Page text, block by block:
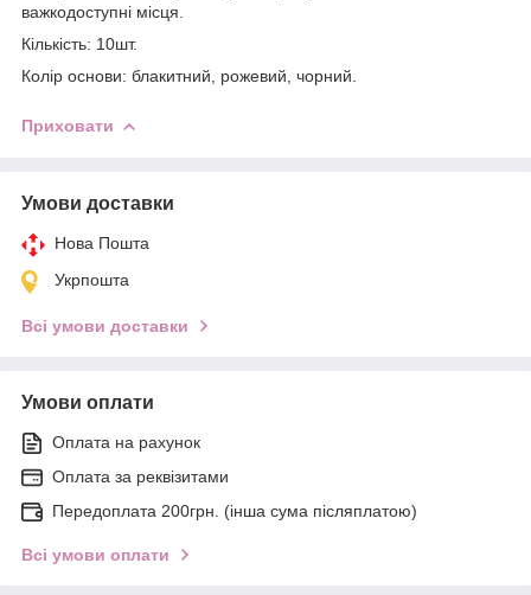
важкодоступні місця.
Кількість: 10шт.
Колір основи: блакитний, рожевий, чорний.
Приховати
Умови доставки
Нова Пошта
Укрпошта
Всі умови доставки
Умови оплати
Оплата на рахунок
Оплата за реквізитами
Передоплата 200грн. (інша сума післяплатою)
Всі умови оплати